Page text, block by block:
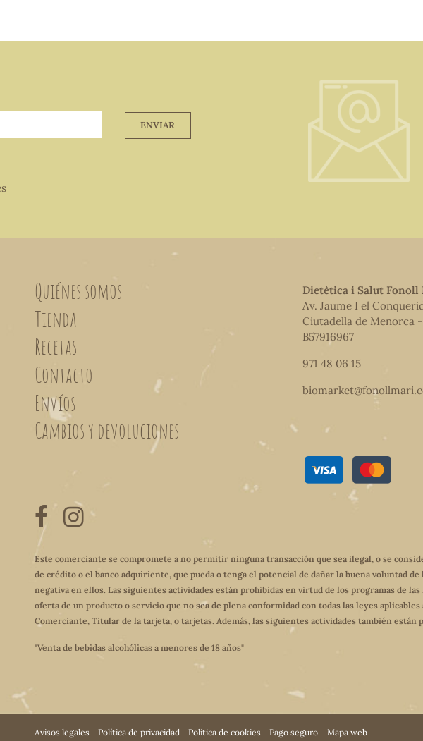
ENVIAR
Quiénes somos
Tienda
Recetas
Contacto
Envíos
Cambios y devoluciones
Dietètica i Salut Fonoll
Av. Jaume I el
Ciutadella de Menorca
B57916967
971 48 06 15
Este comerciante se compromete a no permitir ninguna transacción que sea ilegal, o se
de crédito o el banco adquiriente, que pueda o tenga el potencial de dañar la buena voluntad
negativa en ellos. Las siguientes actividades están prohibidas en virtud de los programas de las
oferta de un producto o servicio que no sea de plena conformidad con todas las leyes aplicables
Comerciante, Titular de la tarjeta, o tarjetas. Además, las siguientes actividades también
"Venta de bebidas alcohólicas a menores de 18 años"
Avisos legales Política de privacidad Política de cookies Pago seguro Mapa web